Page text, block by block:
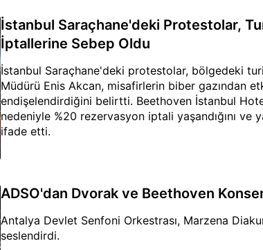
İstanbul Saraçhane'deki Protestolar,
İptallerine Sebep Oldu
İstanbul Saraçhane'deki protestolar, bölgedeki
Müdürü Enis Akcan, misafirlerin biber gazından
endişelendirdiğini belirtti. Beethoven İstanbul
nedeniyle %20 rezervasyon iptali yaşandığını ve
ifade etti.
ADSO'dan Dvorak ve Beethoven
Antalya Devlet Senfoni Orkestrası, Marzena
seslendirdi.